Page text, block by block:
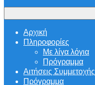
Αρχική
Πληροφορίες
Με λίγα λόγια
Πρόγραμμα
Αιτήσεις Συμμετοχής
Πρόγραμμα